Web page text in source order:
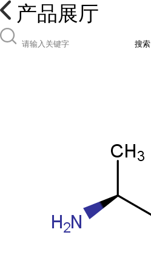
产品展厅
搜索